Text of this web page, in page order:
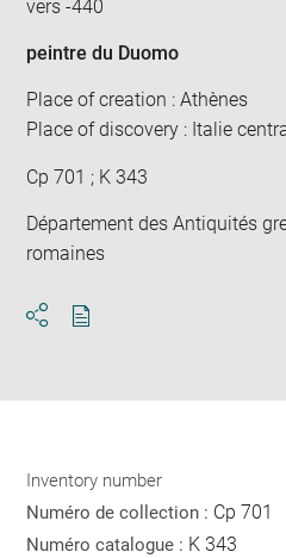
vers -440
peintre du Duomo
Place of creation : Athènes
Place of discovery : Italie
Cp 701 ; K 343
Département des Antiquités
romaines
Inventory number
Numéro de collection : Cp 701
Numéro catalogue : K 343